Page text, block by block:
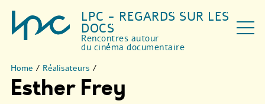
LPC - REGARDS SUR LES
DOCS
Rencontres autour
du cinéma documentaire
Home / Réalisateurs /
Esther Frey